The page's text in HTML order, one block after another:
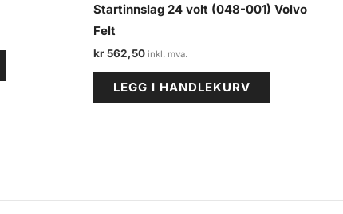
Startinnslag 24 volt (048-001) Volvo
Felt
kr562,50
LEGG I HANDLEKURV